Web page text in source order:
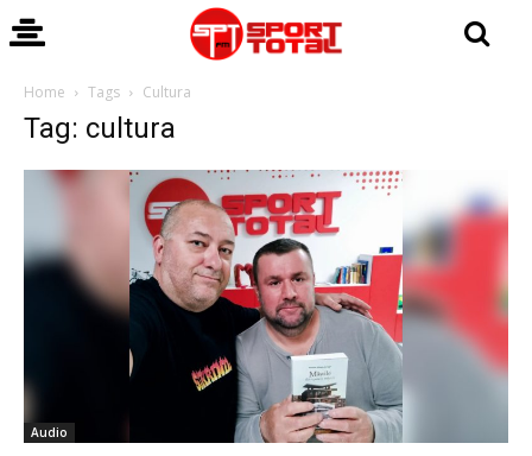
Home Tags Cultura
Tag: cultura
Audio